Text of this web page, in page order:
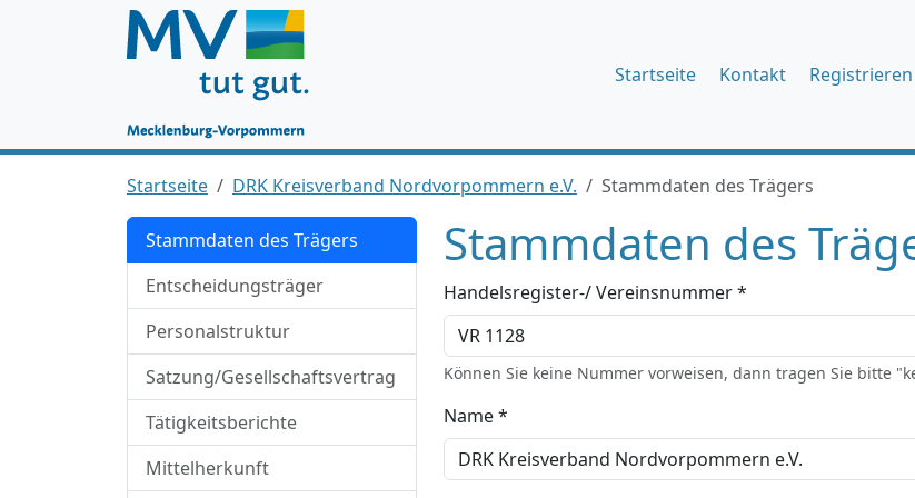
Startseite Kontakt Registrieren
Startseite DRK Kreisverband Nordvorpommern e.V. Stammdaten des Trägers
Stammdaten des Trägers
Entscheidungsträger
Personalstruktur
Satzung/Gesellschaftsvertrag
Tätigkeitsberichte
Mittelherkunft
Stammdaten des
Handelsregister-/ Vereinsnummer *
Können Sie keine Nummer vorweisen, dann tragen Sie bitte
Name *